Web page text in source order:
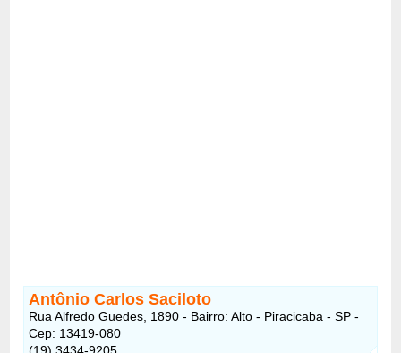
Antônio Carlos Saciloto
Rua Alfredo Guedes, 1890 - Bairro: Alto - Piracicaba - SP -
Cep: 13419-080